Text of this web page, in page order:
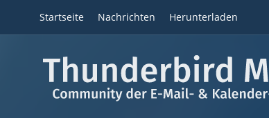
Startseite Nachrichten Herunterladen